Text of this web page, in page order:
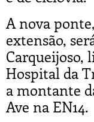
A nova
extensão,
Carqueijoso,
Hospital da
a montante
Ave na EN14.